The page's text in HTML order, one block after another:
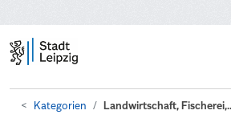
Kategorien Landwirtschaft,